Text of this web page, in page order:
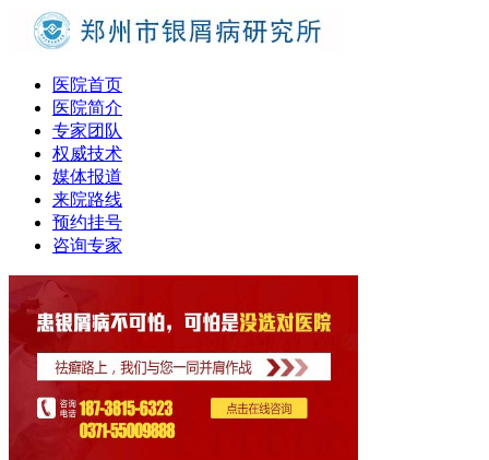
医院首页
医院简介
专家团队
权威技术
媒体报道
来院路线
预约挂号
咨询专家